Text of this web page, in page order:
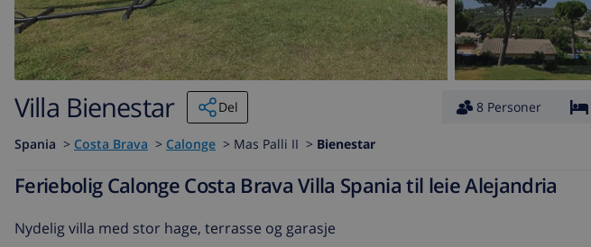
Villa Bienestar Del 8 Personer
Spania > Costa Brava > Calonge > Mas Palli II > Bienestar
Feriebolig Calonge Costa Brava Villa Spania til leie Alejandria
Nydelig villa med stor hage, terrasse og garasje